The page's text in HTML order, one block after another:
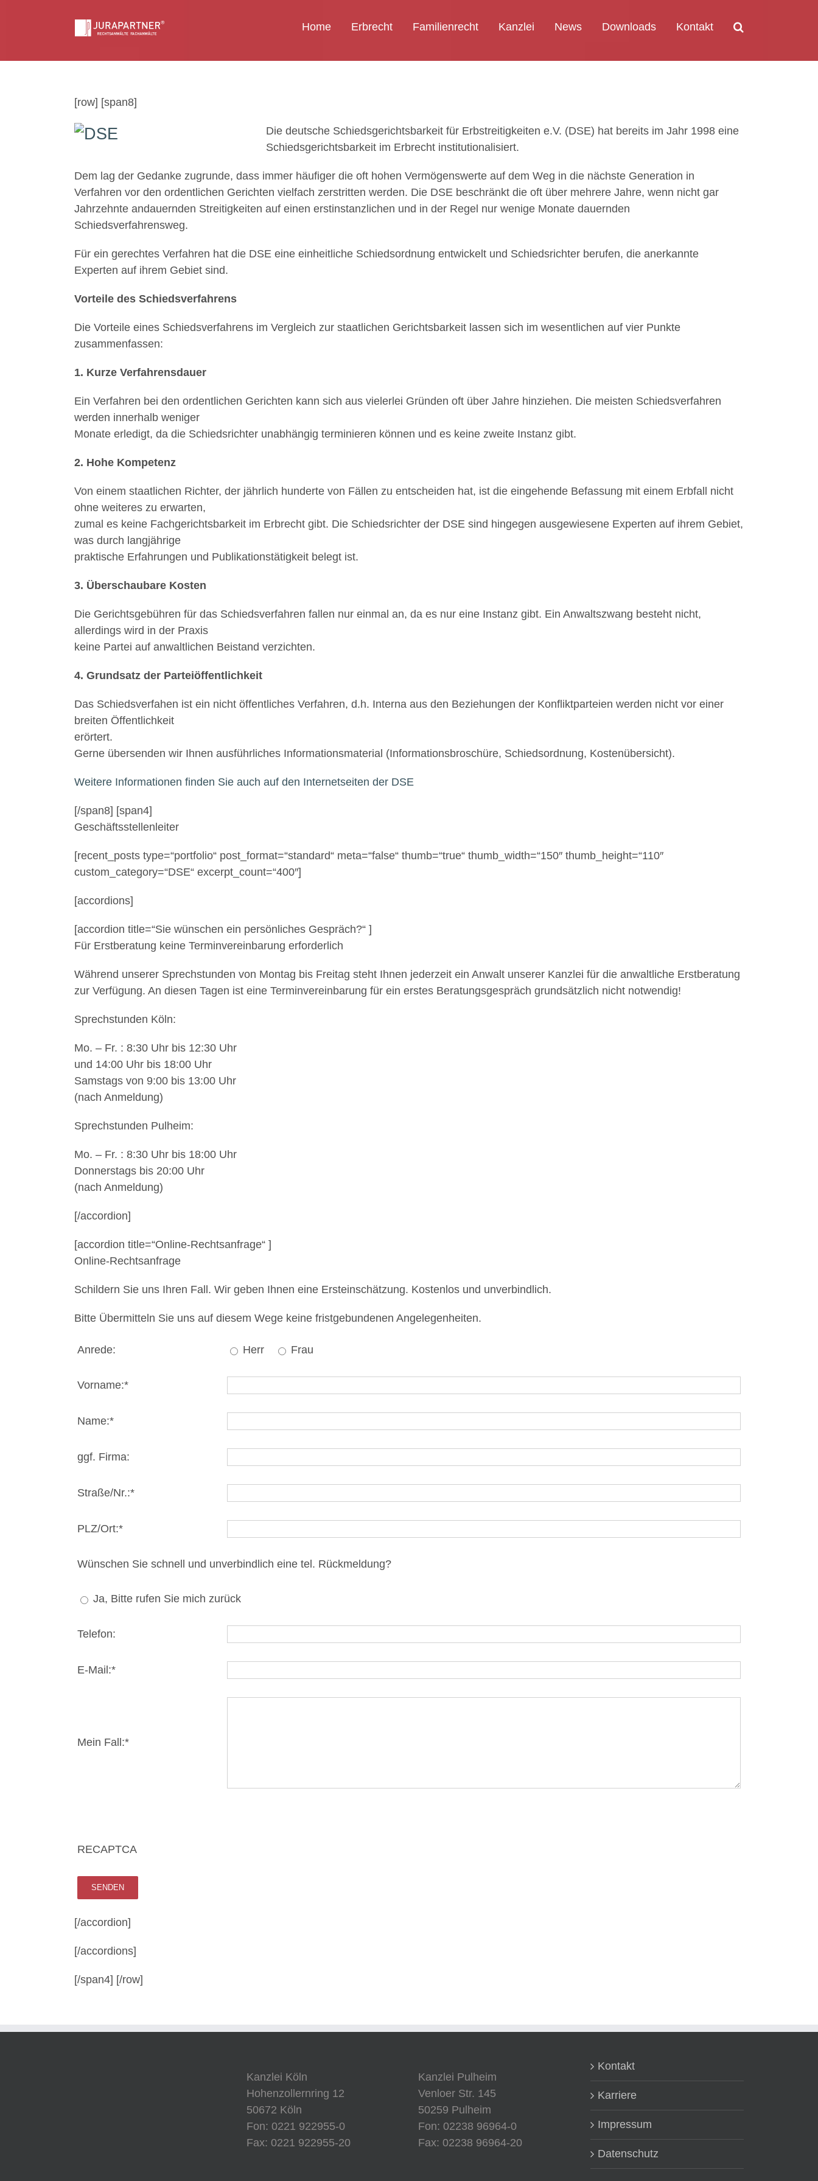
Home Erbrecht Familienrecht Kanzlei News Downloads Kontakt
[row] [span8]
Die deutsche Schiedsgerichtsbarkeit für Erbstreitigkeiten e.V. (DSE) hat bereits im Jahr 1998 eine
Schiedsgerichtsbarkeit im Erbrecht institutionalisiert.
Dem lag der Gedanke zugrunde, dass immer häufiger die oft hohen Vermögenswerte auf dem Weg in die nächste Generation in
Verfahren vor den ordentlichen Gerichten vielfach zerstritten werden. Die DSE beschränkt die oft über mehrere Jahre, wenn nicht gar
Jahrzehnte andauernden Streitigkeiten auf einen erstinstanzlichen und in der Regel nur wenige Monate dauernden
Schiedsverfahrensweg.
Für ein gerechtes Verfahren hat die DSE eine einheitliche Schiedsordnung entwickelt und Schiedsrichter berufen, die anerkannte
Experten auf ihrem Gebiet sind.
Vorteile des Schiedsverfahrens
Die Vorteile eines Schiedsverfahrens im Vergleich zur staatlichen Gerichtsbarkeit lassen sich im wesentlichen auf vier Punkte
zusammenfassen:
1. Kurze Verfahrensdauer
Ein Verfahren bei den ordentlichen Gerichten kann sich aus vielerlei Gründen oft über Jahre hinziehen. Die meisten Schiedsverfahren
werden innerhalb weniger
Monate erledigt, da die Schiedsrichter unabhängig terminieren können und es keine zweite Instanz gibt.
2. Hohe Kompetenz
Von einem staatlichen Richter, der jährlich hunderte von Fällen zu entscheiden hat, ist die eingehende Befassung mit einem Erbfall nicht
ohne weiteres zu erwarten,
zumal es keine Fachgerichtsbarkeit im Erbrecht gibt. Die Schiedsrichter der DSE sind hingegen ausgewiesene Experten auf ihrem Gebiet,
was durch langjährige
praktische Erfahrungen und Publikationstätigkeit belegt ist.
3. Überschaubare Kosten
Die Gerichtsgebühren für das Schiedsverfahren fallen nur einmal an, da es nur eine Instanz gibt. Ein Anwaltszwang besteht nicht,
allerdings wird in der Praxis
keine Partei auf anwaltlichen Beistand verzichten.
4. Grundsatz der Parteiöffentlichkeit
Das Schiedsverfahen ist ein nicht öffentliches Verfahren, d.h. Interna aus den Beziehungen der Konfliktparteien werden nicht vor einer
breiten Öffentlichkeit
erörtert.
Gerne übersenden wir Ihnen ausführliches Informationsmaterial (Informationsbroschüre, Schiedsordnung, Kostenübersicht).
Weitere Informationen finden Sie auch auf den Internetseiten der DSE
[/span8] [span4]
Geschäftsstellenleiter
[recent_posts type=“portfolio“ post_format=“standard“ meta=“false“ thumb=“true“ thumb_width=“150″ thumb_height=“110″
custom_category=“DSE“ excerpt_count=“400″]
[accordions]
[accordion title=“Sie wünschen ein persönliches Gespräch?“ ]
Für Erstberatung keine Terminvereinbarung erforderlich
Während unserer Sprechstunden von Montag bis Freitag steht Ihnen jederzeit ein Anwalt unserer Kanzlei für die anwaltliche Erstberatung
zur Verfügung. An diesen Tagen ist eine Terminvereinbarung für ein erstes Beratungsgespräch grundsätzlich nicht notwendig!
Sprechstunden Köln:
Mo. – Fr. : 8:30 Uhr bis 12:30 Uhr
und 14:00 Uhr bis 18:00 Uhr
Samstags von 9:00 bis 13:00 Uhr
(nach Anmeldung)
Sprechstunden Pulheim:
Mo. – Fr. : 8:30 Uhr bis 18:00 Uhr
Donnerstags bis 20:00 Uhr
(nach Anmeldung)
[/accordion]
[accordion title=“Online-Rechtsanfrage“ ]
Online-Rechtsanfrage
Schildern Sie uns Ihren Fall. Wir geben Ihnen eine Ersteinschätzung. Kostenlos und unverbindlich.
Bitte Übermitteln Sie uns auf diesem Wege keine fristgebundenen Angelegenheiten.
Anrede: Herr Frau
Vorname:*
Name:*
ggf. Firma:
Straße/Nr.:*
PLZ/Ort:*
Wünschen Sie schnell und unverbindlich eine tel. Rückmeldung?
Ja, Bitte rufen Sie mich zurück
Telefon:
E-Mail:*
Mein Fall:*
RECAPTCA
[/accordion]
[/accordions]
[/span4] [/row]
Kanzlei Köln
Hohenzollernring 12
50672 Köln
Fon: 0221 922955-0
Fax: 0221 922955-20
Kanzlei Pulheim
Venloer Str. 145
50259 Pulheim
Fon: 02238 96964-0
Fax: 02238 96964-20
Kontakt
Karriere
Impressum
Datenschutz